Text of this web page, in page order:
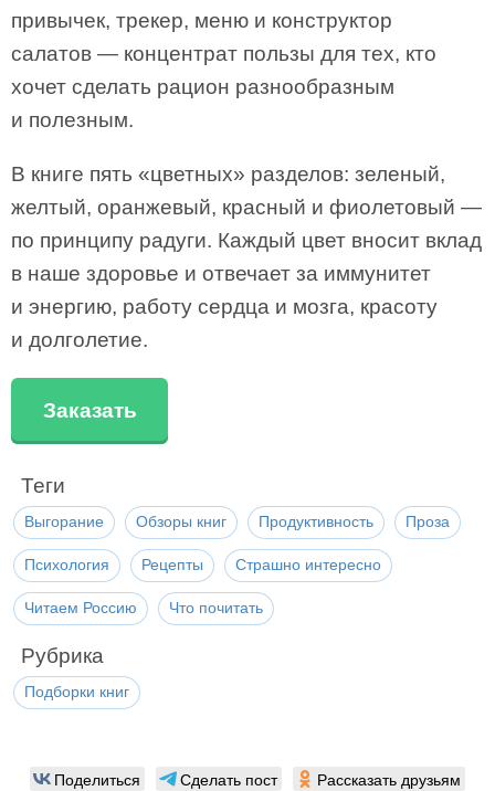
привычек, трекер, меню и конструктор
салатов — концентрат пользы для тех, кто
хочет сделать рацион разнообразным
и полезным.
В книге пять «цветных» разделов: зеленый,
желтый, оранжевый, красный и фиолетовый —
по принципу радуги. Каждый цвет вносит вклад
в наше здоровье и отвечает за иммунитет
и энергию, работу сердца и мозга, красоту
и долголетие.
Заказать
Теги
Выгорание Обзоры книг Продуктивность Проза
Психология Рецепты Страшно интересно
Читаем Россию Что почитать
Рубрика
Подборки книг
Поделиться Сделать пост Рассказать друзьям